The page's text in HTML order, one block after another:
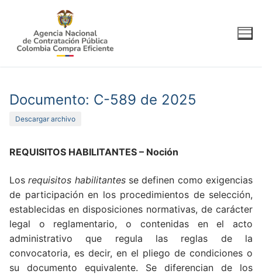
contenido
Documento: C-589 de 2025
Descargar archivo
REQUISITOS HABILITANTES – Noción
Losrequisitos habilitantesse definen como exigencias
de participación en los procedimientos de selección,
establecidas en disposiciones normativas, de carácter
legal o reglamentario, o contenidas en el acto
administrativo que regula las reglas de la
convocatoria, es decir, en el pliego de condiciones o
su documento equivalente. Se diferencian de los